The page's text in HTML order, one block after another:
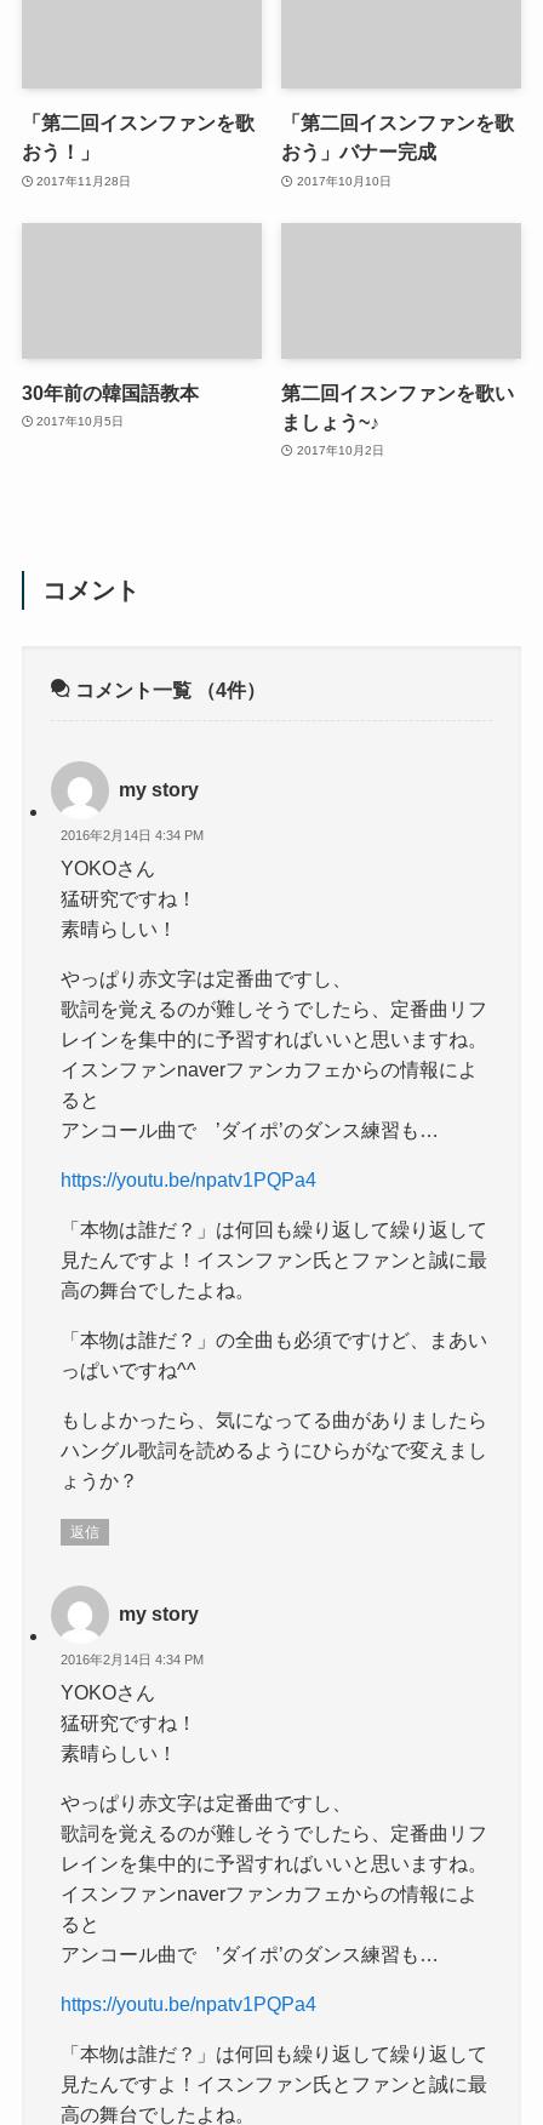
「第二回イスンファンを歌
おう！」
2017年11月28日
「第二回イスンファンを歌
おう」バナー完成
2017年10月10日
30年前の韓国語教本
2017年10月5日
第二回イスンファンを歌い
ましょう~♪
2017年10月2日
コメント
コメント一覧 （4件）
my story
2016年2月14日 4:34 PM
YOKOさん
猛研究ですね！
素晴らしい！
やっぱり赤文字は定番曲ですし、
歌詞を覚えるのが難しそうでしたら、定番曲リフ
レインを集中的に予習すればいいと思いますね。
イスンファンnaverファンカフェからの情報によ
ると
アンコール曲で ’ダイポ’のダンス練習も…
https://youtu.be/npatv1PQPa4
「本物は誰だ？」は何回も繰り返して繰り返して
見たんですよ！イスンファン氏とファンと誠に最
高の舞台でしたよね。
「本物は誰だ？」の全曲も必須ですけど、まあい
っぱいですね^^
もしよかったら、気になってる曲がありましたら
ハングル歌詞を読めるようにひらがなで変えまし
ょうか？
返信
my story
2016年2月14日 4:34 PM
YOKOさん
猛研究ですね！
素晴らしい！
やっぱり赤文字は定番曲ですし、
歌詞を覚えるのが難しそうでしたら、定番曲リフ
レインを集中的に予習すればいいと思いますね。
イスンファンnaverファンカフェからの情報によ
ると
アンコール曲で ’ダイポ’のダンス練習も…
https://youtu.be/npatv1PQPa4
「本物は誰だ？」は何回も繰り返して繰り返して
見たんですよ！イスンファン氏とファンと誠に最
高の舞台でしたよね。